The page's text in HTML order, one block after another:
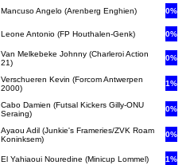
Mancuso Angelo (Arenberg Enghien) 0%
Leone Antonio (FP Houthalen-Genk) 0%
Van Melkebeke Johnny (Charleroi Action
21)
0%
Verschueren Kevin (Forcom Antwerpen
2000)
1%
Cabo Damien (Futsal Kickers Gilly-ONU
Seraing)
0%
Ayaou Adil (Junkie's Frameries/ZVK Roam
Koninksem)
0%
El Yahiaoui Nouredine (Minicup Lommel) 1%